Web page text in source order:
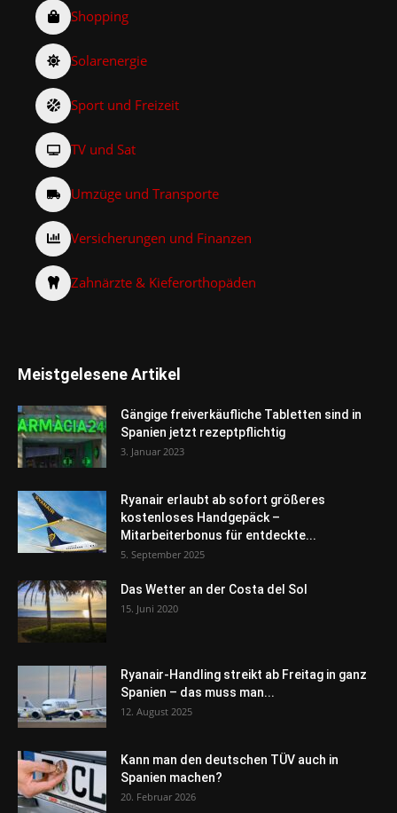
Shopping
Solarenergie
Sport und Freizeit
TV und Sat
Umzüge und Transporte
Versicherungen und Finanzen
Zahnärzte & Kieferorthopäden
Meistgelesene Artikel
Gängige freiverkäufliche Tabletten sind in
Spanien jetzt rezeptpflichtig
3. Januar 2023
Ryanair erlaubt ab sofort größeres
kostenloses Handgepäck –
Mitarbeiterbonus für entdeckte...
5. September 2025
Das Wetter an der Costa del Sol
15. Juni 2020
Ryanair-Handling streikt ab Freitag in ganz
Spanien – das muss man...
12. August 2025
Kann man den deutschen TÜV auch in
Spanien machen?
20. Februar 2026